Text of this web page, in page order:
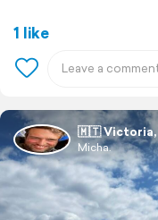
1 like
🇲🇹 Victoria,
Micha.